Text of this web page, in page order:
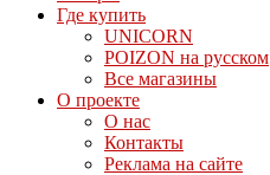
Где купить
UNICORN
POIZON на русском
Все магазины
О проекте
О нас
Контакты
Реклама на сайте